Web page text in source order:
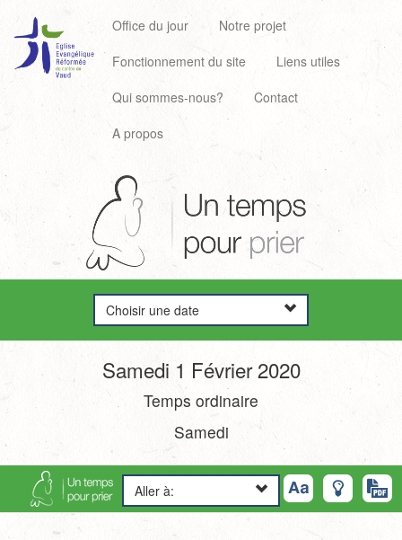
Office du jour
Notre projet
Fonctionnement du site
Liens utiles
Qui sommes-nous?
Contact
A propos
Choisir une date
Samedi 1 Février 2020
Temps ordinaire
Samedi
Aller à: